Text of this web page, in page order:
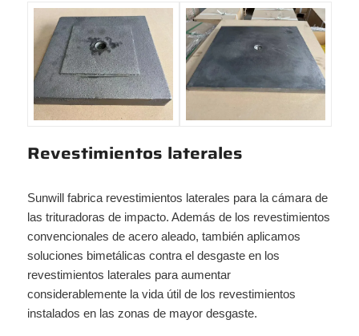
Revestimientos laterales
Sunwill fabrica revestimientos laterales para la cámara de
las trituradoras de impacto. Además de los revestimientos
convencionales de acero aleado, también aplicamos
soluciones bimetálicas contra el desgaste en los
revestimientos laterales para aumentar
considerablemente la vida útil de los revestimientos
instalados en las zonas de mayor desgaste.